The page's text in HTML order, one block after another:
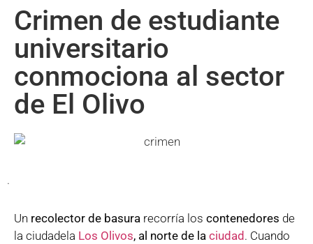
Crimen de estudiante
universitario
conmociona al sector
de El Olivo
.
Un recolector de basura recorría los contenedores de
la ciudadela Los Olivos, al norte de la ciudad . Cuando